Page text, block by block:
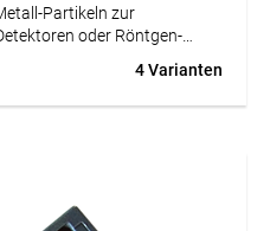
Partikeln zur
oder Röntgen-
chemische Beständigkeit
4 Varianten